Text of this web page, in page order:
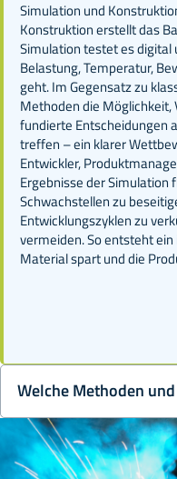
Simulation und
Konstruktion erstellt das
Simulation testet es digital
Belastung, Temperatur,
geht. Im Gegensatz zu
Methoden die Möglichkeit,
fundierte Entscheidungen
treffen – ein klarer
Entwickler,
Ergebnisse der Simulation
Schwachstellen zu
Entwicklungszyklen zu
vermeiden. So entsteht
Material spart und die
Welche Methoden